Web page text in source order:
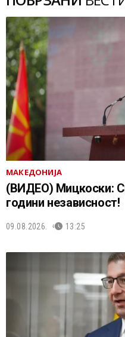
МАКЕДОНИЈА
(ВИДЕО) Мицкоски:
години независност!
09.08.2026. 13:25